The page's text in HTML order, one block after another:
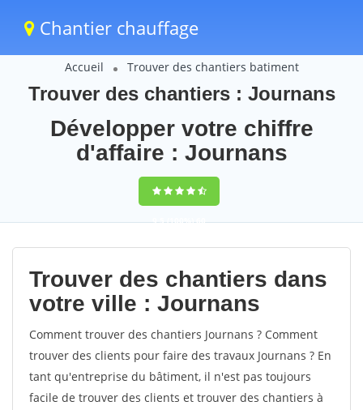
Chantier chauffage
Accueil Trouver des chantiers batiment
Trouver des chantiers : Journans
Développer votre chiffre
d'affaire : Journans
9,5(100%)60
votes
Trouver des chantiers dans
votre ville : Journans
Comment trouver des chantiers Journans ? Comment
trouver des clients pour faire des travaux Journans ? En
tant qu'entreprise du bâtiment, il n'est pas toujours
facile de trouver des clients et trouver des chantiers à